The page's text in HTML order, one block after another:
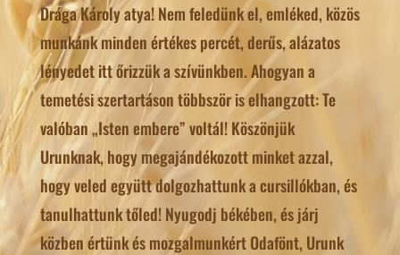
Drága Károly atya! Nem feledünk el, emléked, közös
munkánk minden értékes percét, derűs, alázatos
lényedet itt őrizzük a szívünkben. Ahogyan a
temetési szertartáson többször is elhangzott: Te
valóban „Isten embere” voltál! Köszönjük
Urunknak, hogy megajándékozott minket azzal,
hogy veled együtt dolgozhattunk a cursillókban, és
tanulhattunk tőled! Nyugodj békében, és járj
közben értünk és mozgalmunkért Odafönt, Urunk